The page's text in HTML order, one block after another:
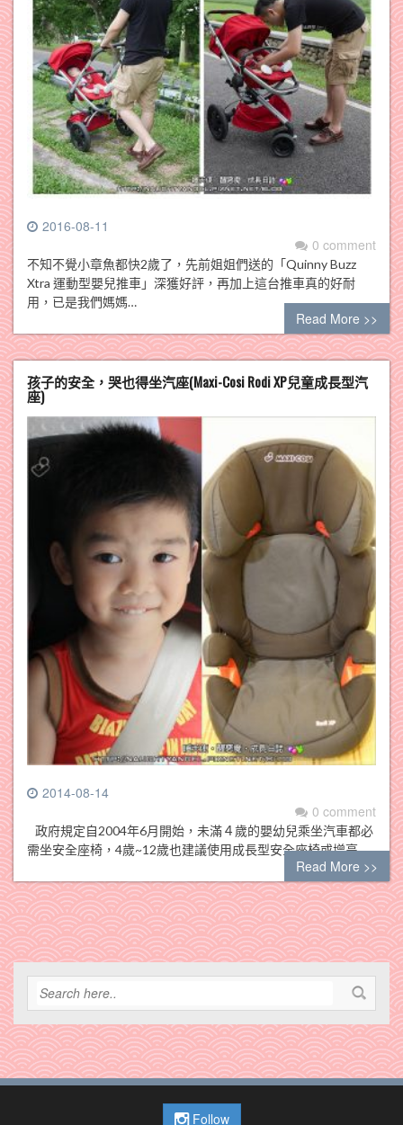
2016-08-11
0 comment
不知不覺小章魚都快2歲了，先前姐姐們送的「Quinny Buzz
Xtra 運動型嬰兒推車」深獲好評，再加上這台推車真的好耐
用，已是我們媽媽…
Read More >>
孩子的安全，哭也得坐汽座(Maxi-Cosi Rodi XP兒童成長型汽
座)
2014-08-14
0 comment
政府規定自2004年6月開始，未滿４歲的嬰幼兒乘坐汽車都必
需坐安全座椅，4歲~12歲也建議使用成長型安全座椅或增高…
Read More >>
Follow